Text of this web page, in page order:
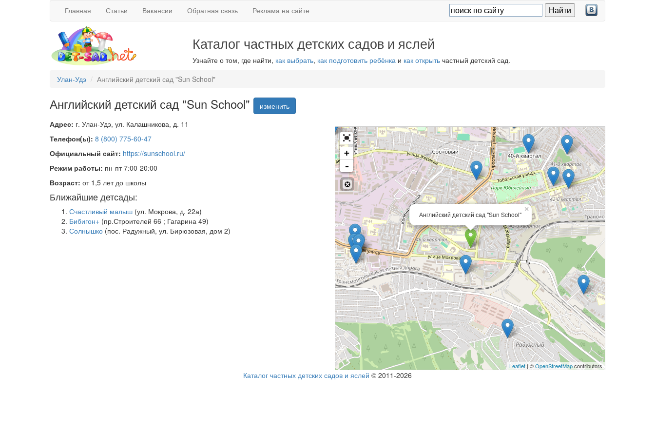
Главная Статьи Вакансии Обратная связь Реклама на сайте
Каталог частных детских садов и яслей
Узнайте о том, где найти, как выбрать, как подготовить ребёнкаи как открытьчастный детский сад.
Улан-Удэ
Английский детский сад "Sun School"
Английский детский сад "Sun School"
изменить
Адрес: г. Улан-Удэ, ул. Калашникова, д. 11
Телефон(ы): 8 (800) 775-60-47
Официальный сайт: https://sunschool.ru/
Режим работы: пн-пт 7:00-20:00
Возраст: от 1,5 лет до школы
Ближайшие детсады:
Счастливый малыш (ул. Мокрова, д. 22а)
Бибигон+ (пр.Строителей 66 ; Гагарина 49)
Солнышко (пос. Радужный, ул. Бирюзовая, дом 2)
×
Английский детский сад "Sun School"
+
-
Leaflet | ©OpenStreetMapcontributors
Каталог частных детских садов и яслей © 2011-2026